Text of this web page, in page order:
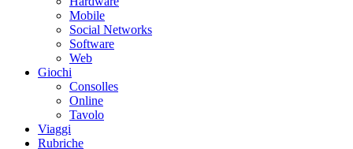
Mobile
Social Networks
Software
Web
Giochi
Consolles
Online
Tavolo
Viaggi
Rubriche